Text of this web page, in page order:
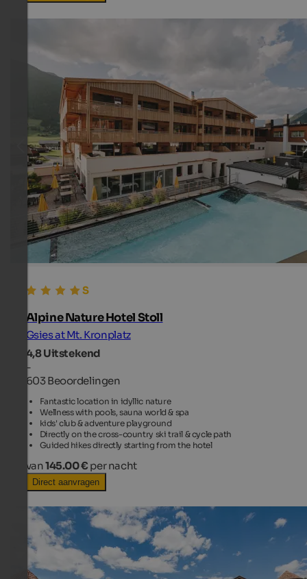
Alpine Nature Hotel Stoll
Gsies at Mt. Kronplatz
4,8Uitstekend
-
603 Beoordelingen
Fantastic location in idyllic nature
Wellness with pools, sauna world & spa
kids' club & adventure playground
Directly on the cross-country ski trail & cycle path
Guided hikes directly starting from the hotel
van145.00 € per nacht
Direct aanvragen